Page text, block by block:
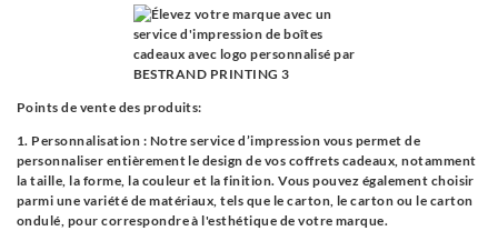
Points de vente des produits:
1. Personnalisation : Notre service d’impression vous permet de
personnaliser entièrement le design de vos coffrets cadeaux, notamment
la taille, la forme, la couleur et la finition. Vous pouvez également choisir
parmi une variété de matériaux, tels que le carton, le carton ou le carton
ondulé, pour correspondre à l'esthétique de votre marque.